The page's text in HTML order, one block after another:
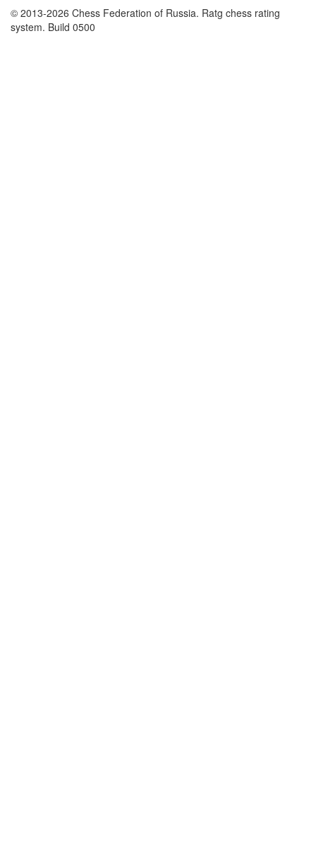
© 2013-2026 Chess Federation of Russia. Ratg chess rating
system. Build 0500